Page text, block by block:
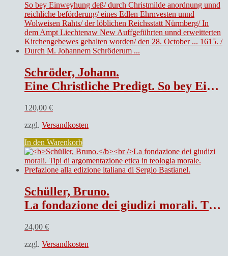
Schröder, Johann.
Eine Christliche Predigt. So bey Einweyhung deß/ durch Christmilde anordnung unnd reichliche beförderung/ eines Edlen Ehrnvesten unnd Wolweisen Rahts/ der löblichen Reichsstatt Nürmberg/ In dem Ampt Liechtenaw New Auffgeführten unnd erweitterten Kirchengebewes gehalten worden/ den 28. October … 1615. / Durch M. Johannem Schröderum …
120,00 €
zzgl. Versandkosten
In den Warenkorb
Schüller, Bruno.
La fondazione dei giudizi morali. Tipi di argomentazione etica in teologia morale. Prefazione alla edizione italiana di Sergio Bastianel.
24,00 €
zzgl. Versandkosten